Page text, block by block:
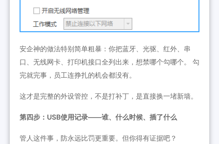
安企神的做法特别简单粗暴：你把蓝牙、光驱、红外、串
口、无线网卡、打印机接口全列出来，想禁哪个勾哪个。 勾
完就完事，员工连挣扎的机会都没有。
这才是完整的外设管控，不是打补丁，是直接换一堵新墙。
第四步：USB使用记录——谁、什么时候、插了什么
管人这件事，防永远比罚更重要。但你得有证据吧？